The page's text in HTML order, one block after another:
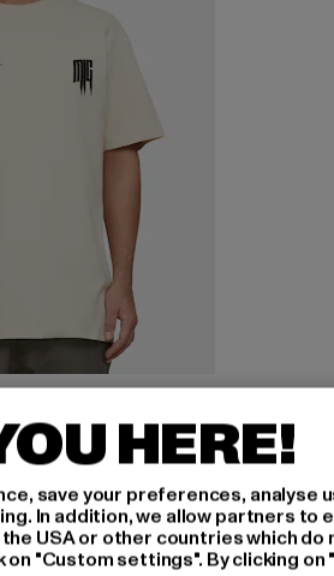
MJ Gonzales METAMORPHOSE V.2 x Heavy Oversized
EUR
Aktionspreis: 39,99 EURHERE!
save your preferences, analyse
In addition, we allow partners to
USA or other countries which do
"Custom settings". By clicking